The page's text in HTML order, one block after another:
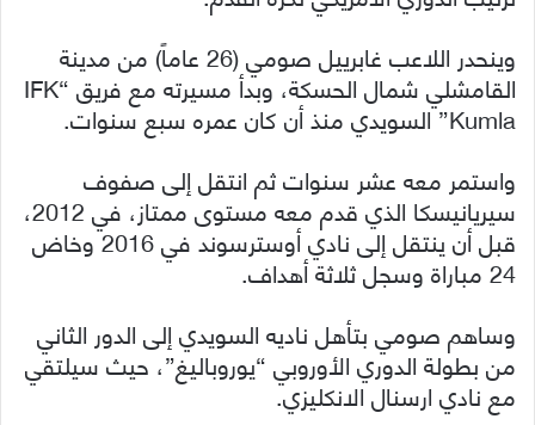
وينحدر اللاعب غابرييل صومي (26 عاماً) من مدينة
القامشلي شمال الحسكة، وبدأ مسيرته مع فريق “IFK
Kumla” السويدي منذ أن كان عمره سبع سنوات.
واستمر معه عشر سنوات ثم انتقل إلى صفوف
سيريانيسكا الذي قدم معه مستوى ممتاز، في 2012،
قبل أن ينتقل إلى نادي أوسترسوند في 2016 وخاض
24 مباراة وسجل ثلاثة أهداف.
وساهم صومي بتأهل ناديه السويدي إلى الدور الثاني
من بطولة الدوري الأوروبي “يوروباليغ”، حيث سيلتقي
مع نادي ارسنال الانكليزي.